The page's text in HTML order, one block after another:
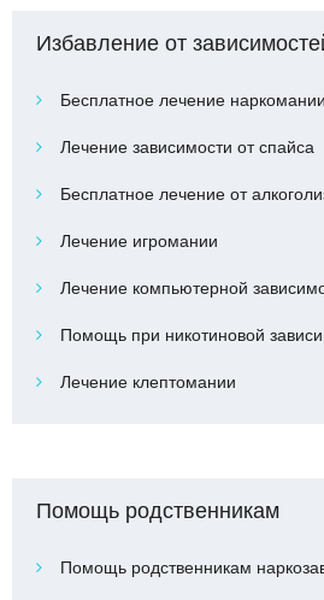
Избавление от
Бесплатное лечение наркомании
Лечение зависимости от спайса
Бесплатное лечение от
Лечение игромании
Лечение компьютерной
Помощь при никотиновой
Лечение клептомании
Помощь родственникам
Помощь родственникам